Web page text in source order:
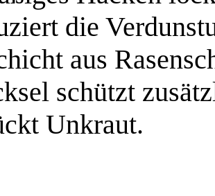
die
aus
schützt
Unkraut.